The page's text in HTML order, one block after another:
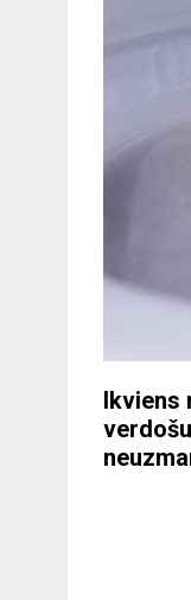
Ikviens